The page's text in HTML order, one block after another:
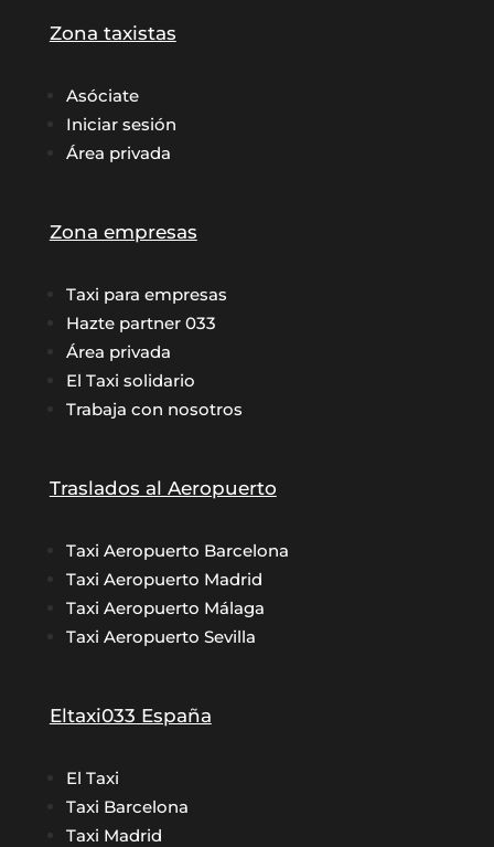
Zona taxistas
Asóciate
Iniciar sesión
Área privada
Zona empresas
Taxi para empresas
Hazte partner 033
Área privada
El Taxi solidario
Trabaja con nosotros
Traslados al Aeropuerto
Taxi Aeropuerto Barcelona
Taxi Aeropuerto Madrid
Taxi Aeropuerto Málaga
Taxi Aeropuerto Sevilla
Eltaxi033 España
El Taxi
Taxi Barcelona
Taxi Madrid